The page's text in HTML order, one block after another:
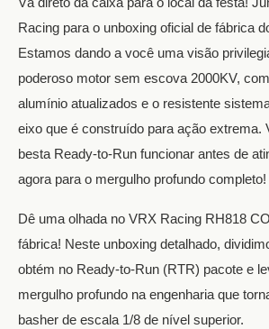
Racing para o unboxing oficial de fábrica
Estamos dando a você uma visão
poderoso motor sem escova 2000KV,
alumínio atualizados e o resistente
eixo que é construído para ação extrema.
besta Ready-to-Run funcionar antes de
agora para o mergulho profundo completo!
Dê uma olhada no VRX Racing RH818
fábrica! Neste unboxing detalhado,
obtém no Ready-to-Run (RTR) pacote e
mergulho profundo na engenharia que
basher de escala 1/8 de nível superior.